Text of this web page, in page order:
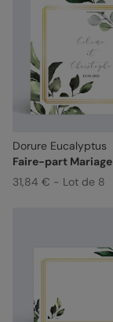
Dorure Eucalyptus
Faire-part Mariage
31,84 € - Lot de 8